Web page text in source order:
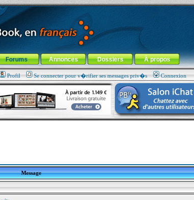
Forums Annonces Dossiers À propos
Profil Se connecter pour v�rifier ses messages priv�s Connexion
Message